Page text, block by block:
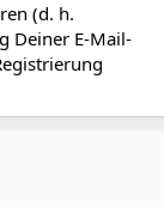
(d. h.
Deiner E-Mail-